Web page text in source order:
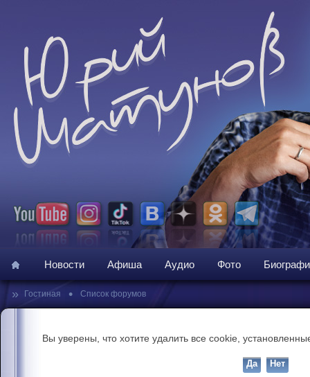
Новости Афиша Аудио Фото
» Гостиная • Список форумов
Вы уверены, что хотите удалить все cookie,